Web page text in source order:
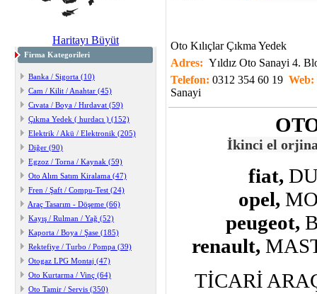
Haritayı Büyüt
Firma Kategorileri
Banka / Sigorta (10)
Cam / Kilit / Anahtar (45)
Cıvata / Boya / Hırdavat (59)
Çıkma Yedek ( hurdacı ) (152)
Elektrik / Akü / Elektronik (205)
Diğer (90)
Egzoz / Torna / Kaynak (59)
Oto Alım Satım Kiralama (47)
Fren / Şaft / Compu-Test (24)
Araç Tasarım - Döşeme (66)
Kayış / Rulman / Yağ (52)
Kaporta / Boya / Şase (185)
Rektefiye / Turbo / Pompa (39)
Otogaz LPG Montaj (47)
Oto Kurtarma / Vinç (64)
Oto Tamir / Servis (350)
Oto Kılıçlar Çıkma Yedek
Adres: Yıldız Oto Sanayi 4.
Telefon: 0312 354 60 19 Web:
Sanayi
İkinci el
fiat,
opel,
peugeot,
renault,
TİCARİ